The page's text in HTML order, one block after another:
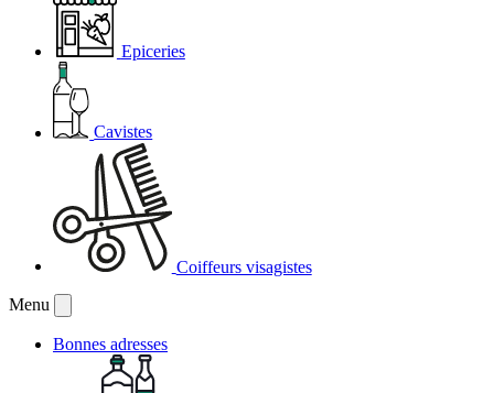
Epiceries
Cavistes
Coiffeurs visagistes
Menu
Bonnes adresses